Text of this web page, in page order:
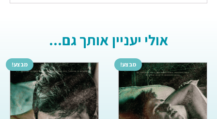
אולי יעניין אותך גם...
מבצע! מבצע!